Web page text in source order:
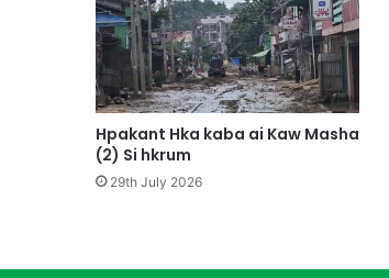
n
D
a
p
K
a
b
a
Hpakant Hka kaba ai Kaw Masha
(2) Si hkrum
29th July 2026